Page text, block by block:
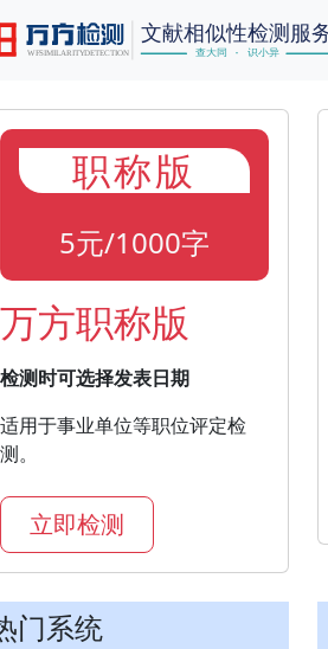
职称版
5元/1000字
万方职称版
检测时可选择发表日期
适用于事业单位等职位评定检
测。
立即检测
门系统